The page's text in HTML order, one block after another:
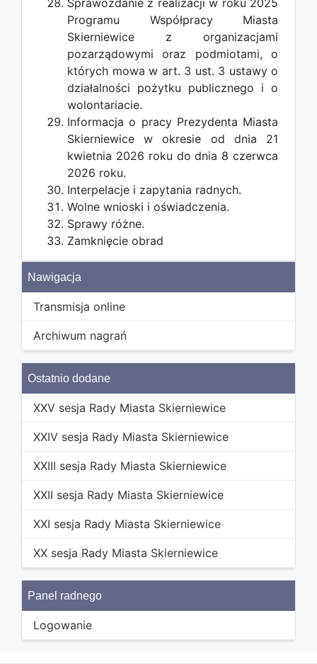
Sprawozdanie z realizacji w roku 2025
Programu Współpracy Miasta
Skierniewice z organizacjami
pozarządowymi oraz podmiotami, o
których mowa w art. 3 ust. 3 ustawy o
działalności pożytku publicznego i o
wolontariacie.
Informacja o pracy Prezydenta Miasta
Skierniewice w okresie od dnia 21
kwietnia 2026 roku do dnia 8 czerwca
2026 roku.
Interpelacje i zapytania radnych.
Wolne wnioski i oświadczenia.
Sprawy różne.
Zamknięcie obrad
Nawigacja
Transmisja online
Archiwum nagrań
Ostatnio dodane
XXV sesja Rady Miasta Skierniewice
XXIV sesja Rady Miasta Skierniewice
XXIII sesja Rady Miasta Skierniewice
XXII sesja Rady Miasta Skierniewice
XXI sesja Rady Miasta Skierniewice
XX sesja Rady Miasta Skierniewice
Panel radnego
Logowanie